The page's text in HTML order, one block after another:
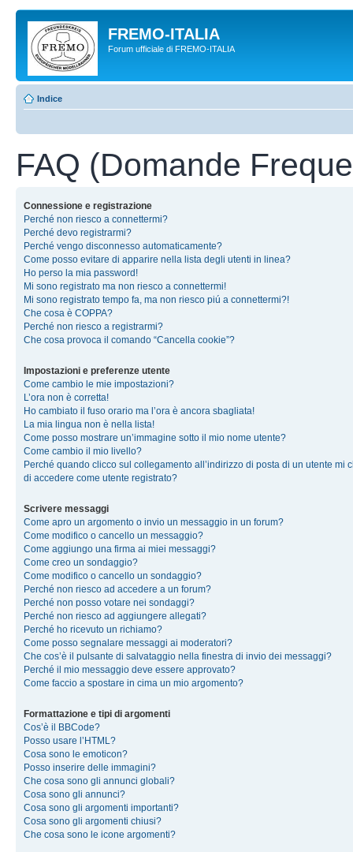
FREMO-ITALIA
Forum ufficiale di FREMO-ITALIA
Indice
FAQ (Domande
Connessione e registrazione
Perché non riesco a connettermi?
Perché devo registrarmi?
Perché vengo disconnesso automaticamente?
Come posso evitare di apparire nella lista degli utenti in linea?
Ho perso la mia password!
Mi sono registrato ma non riesco a connettermi!
Mi sono registrato tempo fa, ma non riesco piú a connettermi?!
Che cosa è COPPA?
Perché non riesco a registrarmi?
Che cosa provoca il comando “Cancella cookie”?
Impostazioni e preferenze utente
Come cambio le mie impostazioni?
L’ora non è corretta!
Ho cambiato il fuso orario ma l’ora è ancora sbagliata!
La mia lingua non è nella lista!
Come posso mostrare un’immagine sotto il mio nome utente?
Come cambio il mio livello?
Perché quando clicco sul collegamento all’indirizzo di posta di un utente mi
di accedere come utente registrato?
Scrivere messaggi
Come apro un argomento o invio un messaggio in un forum?
Come modifico o cancello un messaggio?
Come aggiungo una firma ai miei messaggi?
Come creo un sondaggio?
Come modifico o cancello un sondaggio?
Perché non riesco ad accedere a un forum?
Perché non posso votare nei sondaggi?
Perché non riesco ad aggiungere allegati?
Perché ho ricevuto un richiamo?
Come posso segnalare messaggi ai moderatori?
Che cos’è il pulsante di salvataggio nella finestra di invio dei messaggi?
Perché il mio messaggio deve essere approvato?
Come faccio a spostare in cima un mio argomento?
Formattazione e tipi di argomenti
Cos’è il BBCode?
Posso usare l’HTML?
Cosa sono le emoticon?
Posso inserire delle immagini?
Che cosa sono gli annunci globali?
Cosa sono gli annunci?
Cosa sono gli argomenti importanti?
Cosa sono gli argomenti chiusi?
Che cosa sono le icone argomenti?